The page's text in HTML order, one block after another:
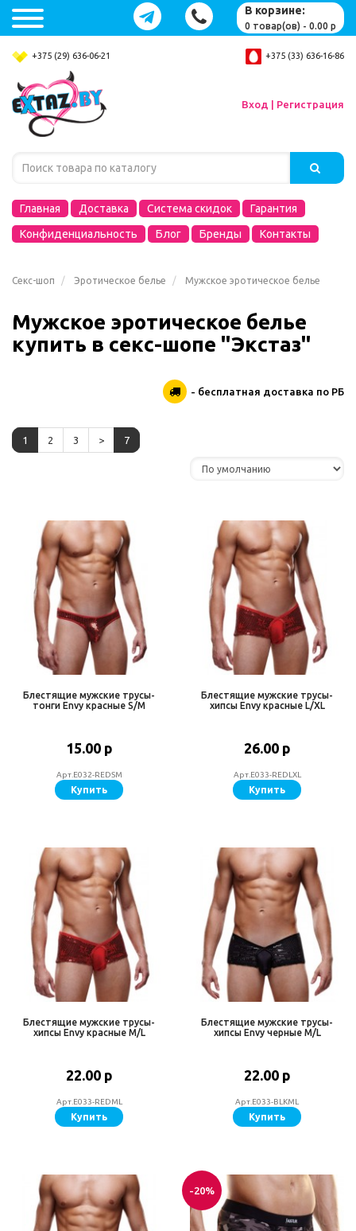
В корзине:
0 товар(ов) - 0.00 р
+375 (29) 636-06-21 +375 (33) 636-16-86
Вход | Регистрация
Главная Доставка Система скидок
Гарантия
Конфиденциальность
Блог Бренды Контакты
Секс-шоп Эротическое белье Мужское эротическое белье
Мужское эротическое белье
купить в секс-шопе "Экстаз"
- бесплатная доставка по РБ
1 2 3 > 7
Блестящие мужские трусы-
тонги Envy красные S/M
15.00 р
Арт.E032-REDSM
Купить
Блестящие мужские трусы-
хипсы Envy красные L/XL
26.00 р
Арт.E033-REDLXL
Купить
Блестящие мужские трусы-
хипсы Envy красные M/L
22.00 р
Арт.E033-REDML
Купить
Блестящие мужские трусы-
хипсы Envy черные M/L
22.00 р
Арт.E033-BLKML
Купить
-20%